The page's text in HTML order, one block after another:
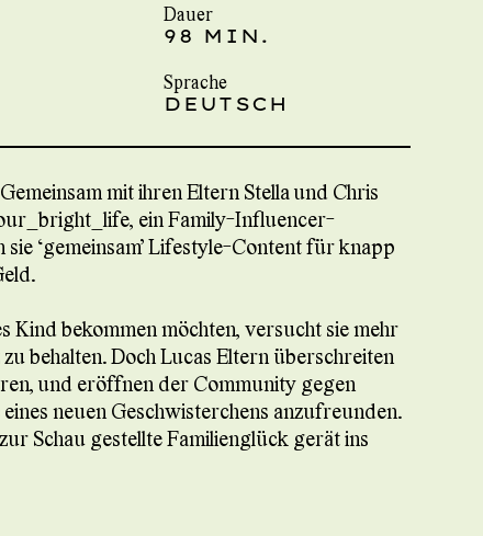
Dauer
98 MIN.
Sprache
DEUTSCH
mit ihren Eltern Stella und Chris
ein Family-Influencer-
“gemeinsam” Lifestyle-Content für knapp
Kind bekommen möchten, versucht sie mehr
behalten. Doch Lucas Eltern überschreiten
und eröffnen der Community gegen
neuen Geschwisterchens anzufreunden.
Schau gestellte Familienglück gerät ins